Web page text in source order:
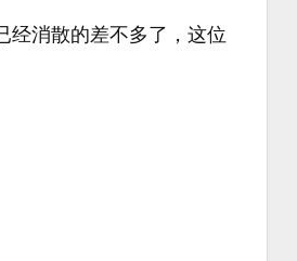
经消散的差不多了，这位